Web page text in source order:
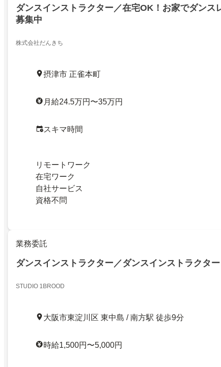
ダンスインストラクター／在宅OK！お家でダンス
募集中
株式会社だんきち
摂津市 正雀本町
月給24.5万円〜35万円
スキマ時間
リモートワーク
在宅ワーク
自社サービス
資格不問
業務委託
ダンスインストラクター／ダンスインストラクター
STUDIO 1BROOD
大阪市東淀川区 東中島 / 南方駅 徒歩9分
時給1,500円〜5,000円